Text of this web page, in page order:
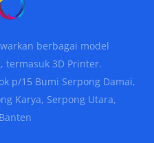
berbagai model
3D Printer.
p/15 Bumi Serpong Damai,
Karya, Serpong Utara,